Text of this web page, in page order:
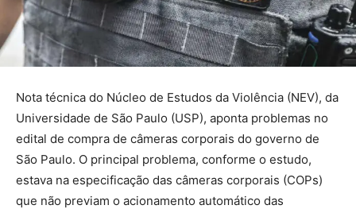
Nota técnica do Núcleo de Estudos da Violência (NEV), da
Universidade de São Paulo (USP), aponta problemas no
edital de compra de câmeras corporais do governo de
São Paulo. O principal problema, conforme o estudo,
estava na especificação das câmeras corporais (COPs)
que não previam o acionamento automático das